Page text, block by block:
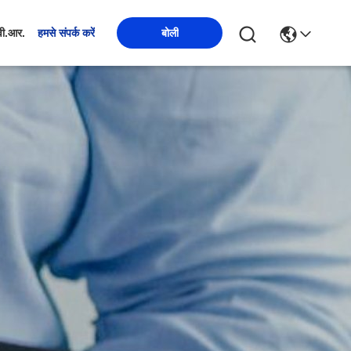
हमसे संपर्क करें बोली